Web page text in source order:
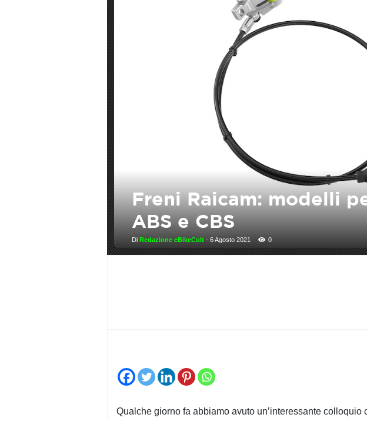
Freni Raicam: modelli
ABS e CBS
Di Redazione eBikeCult - 6 Agosto 2021 0
Qualche giorno fa abbiamo avuto un’interessante colloquio